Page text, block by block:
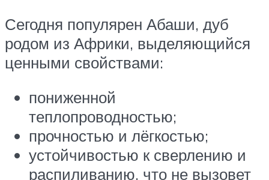
Сегодня популярен Абаши, дуб
родом из Африки, выделяющийся
ценными свойствами:
пониженной
теплопроводностью;
прочностью и лёгкостью;
устойчивостью к сверлению и
распиливанию, что не вызовет